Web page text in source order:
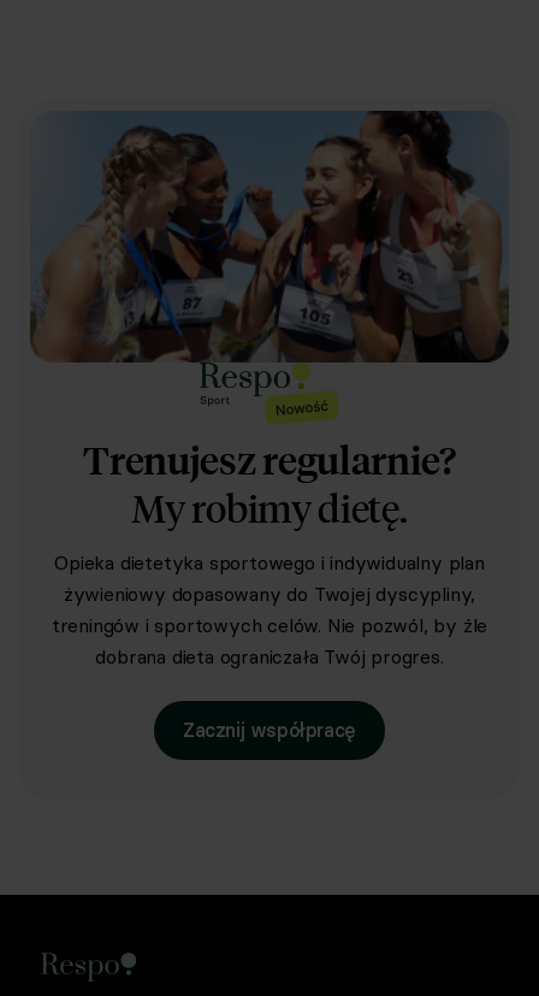
Trenujesz regularnie?
My robimy dietę.
Opieka dietetyka sportowego i indywidualny plan
żywieniowy dopasowany do Twojej dyscypliny,
treningów i sportowych celów. Nie pozwól, by źle
dobrana dieta ograniczała Twój progres.
Zacznij współpracę